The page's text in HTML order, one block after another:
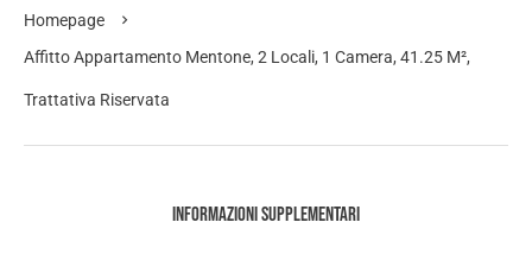
Homepage
Affitto Appartamento Mentone, 2 Locali, 1 Camera, 41.25 M²,
Trattativa Riservata
Informazioni supplementari